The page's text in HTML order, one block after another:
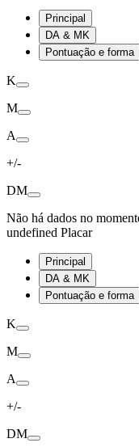
Principal
DA & MK
Pontuação e forma
K
M
A
+/-
DM
Não há dados no
undefined Placar
Principal
DA & MK
Pontuação e forma
K
M
A
+/-
DM